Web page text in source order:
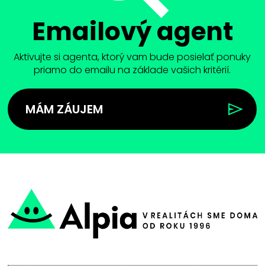
Emailový agent
Aktivujte si agenta, ktorý vam bude posielať ponuky
priamo do emailu na základe vašich kritérií.
MÁM ZÁUJEM